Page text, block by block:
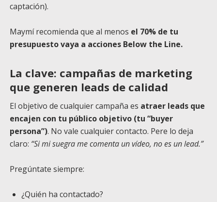
captación).
Maymí recomienda que al menos el 70% de tu
presupuesto vaya a acciones Below the Line.
La clave: campañas de marketing
que generen leads de calidad
El objetivo de cualquier campaña es atraer leads que
encajen con tu público objetivo (tu “buyer
persona”). No vale cualquier contacto. Pere lo deja
claro: “Si mi suegra me comenta un vídeo, no es un lead.”
Pregúntate siempre:
¿Quién ha contactado?